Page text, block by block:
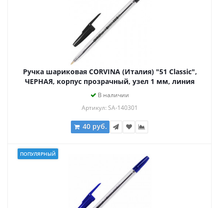
Ручка шариковая CORVINA (Италия) "51 Classic",
ЧЕРНАЯ, корпус прозрачный, узел 1 мм, линия
письма 0,7 мм, 40163/01
В наличии
Артикул: SA-140301
40 руб.
ПОПУЛЯРНЫЙ